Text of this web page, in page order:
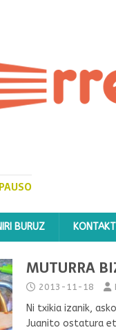
BURUZ
MUTURRA
2013-11-18
Ni txikia izanik,
Juanito ostatura